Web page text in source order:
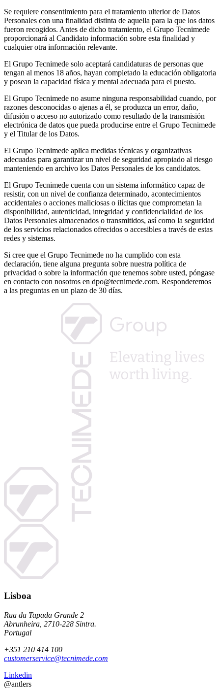
Se requiere consentimiento para el tratamiento ulterior de Datos
Personales con una finalidad distinta de aquella para la que los datos
fueron recogidos. Antes de dicho tratamiento, el Grupo Tecnimede
proporcionará al Candidato información sobre esta finalidad y
cualquier otra información relevante.
El Grupo Tecnimede solo aceptará candidaturas de personas que
tengan al menos 18 años, hayan completado la educación obligatoria
y posean la capacidad física y mental adecuada para el puesto.
El Grupo Tecnimede no asume ninguna responsabilidad cuando, por
razones desconocidas o ajenas a él, se produzca un error, daño,
difusión o acceso no autorizado como resultado de la transmisión
electrónica de datos que pueda producirse entre el Grupo Tecnimede
y el Titular de los Datos.
El Grupo Tecnimede aplica medidas técnicas y organizativas
adecuadas para garantizar un nivel de seguridad apropiado al riesgo
manteniendo en archivo los Datos Personales de los candidatos.
El Grupo Tecnimede cuenta con un sistema informático capaz de
resistir, con un nivel de confianza determinado, acontecimientos
accidentales o acciones maliciosas o ilícitas que comprometan la
disponibilidad, autenticidad, integridad y confidencialidad de los
Datos Personales almacenados o transmitidos, así como la seguridad
de los servicios relacionados ofrecidos o accesibles a través de estas
redes y sistemas.
Si cree que el Grupo Tecnimede no ha cumplido con esta
declaración, tiene alguna pregunta sobre nuestra política de
privacidad o sobre la información que tenemos sobre usted, póngase
en contacto con nosotros en dpo@tecnimede.com. Responderemos
a las preguntas en un plazo de 30 días.
Lisboa
Rua da Tapada Grande 2
Abrunheira, 2710-228 Sintra.
Portugal
+351 210 414 100
customerservice@tecnimede.com
Linkedin
@antlers